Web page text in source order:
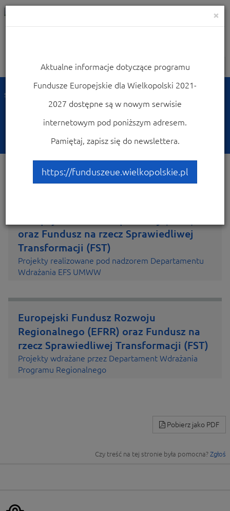
Nawigacja
Strona główna
Fundusze Europejskie dla Wielkopolski 2021-2027
Rozliczaj projekt FEW
Rozliczaj projekt FEW
oraz Fundusz na rzecz Sprawiedliwej
Transformacji (FST)
Projekty realizowane pod nadzorem Departamentu
Wdrażania EFS UMWW
Europejski Fundusz Rozwoju
Regionalnego (EFRR) oraz Fundusz na
rzecz Sprawiedliwej Transformacji (FST)
Projekty wdrażane przez Departament Wdrażania
Programu Regionalnego
Pobierz jako PDF
Czy treść na tej stronie była pomocna? Zgłoś
×
Aktualne informacje dotyczące programu
Fundusze Europejskie dla Wielkopolski 2021-
2027 dostępne są w nowym serwisie
internetowym pod poniższym adresem.
Pamiętaj, zapisz się do newslettera.
https://funduszeue.wielkopolskie.pl